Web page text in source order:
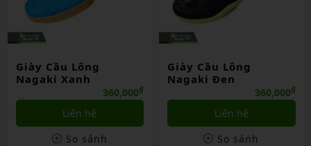
Giày Cầu Lông
Nagaki Xanh
360,000₫
Liên hệ
So sánh
Giày Cầu Lông
Nagaki Đen
360,000₫
Liên hệ
So sánh